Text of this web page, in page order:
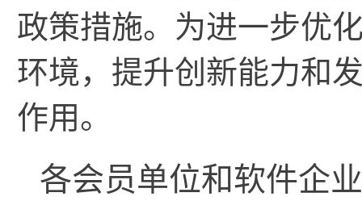
政策措施。为进一步优
环境，提升创新能力和
作用。
各会员单位和软件企